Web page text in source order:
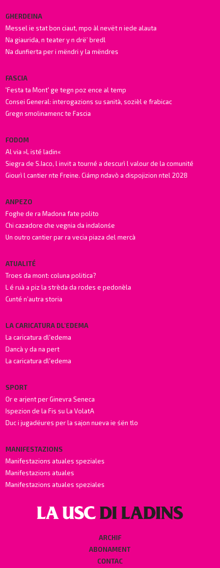
GHERDEINA
Messel ie stat bon ciaut, mpo àl nevët n iede alauta
Na giaurida, n teater y n drë’ bredl
Na dunfierta per i mëndri y la mëndres
FASCIA
'Festa ta Mont' ge tegn poz ence al temp
Consei General: interogazions su sanità, sozièl e frabicac
Gregn smolinamenc te Fascia
FODOM
Al via »L isté ladin«
Siegra de S.Iaco, l invit a tourné a descurì l valour de la comunité
Giourì l cantier nte Freine. Ciámp ndavò a dispojizion ntel 2028
ANPEZO
Foghe de ra Madona fate polito
Chi cazadore che vegnia da indalonśe
Un outro cantier par ra vecia piaza del mercà
ATUALITÉ
Troes da mont: coluna politica?
L é ruà a piz la strèda da rodes e pedonèla
Cunté n’autra storia
LA CARICATURA DL'EDEMA
La caricatura dl'edema
Dancà y da na pert
La caricatura dl'edema
SPORT
Or e arjent per Ginevra Seneca
Ispezion de la Fis su La VolatA
Duc i jugadëures per la sajon nueva ie śën tlo
MANIFESTAZIONS
Manifestazions atuales speziales
Manifestazions atuales
Manifestazions atuales speziales
ARCHIF
ABONAMENT
CONTAC